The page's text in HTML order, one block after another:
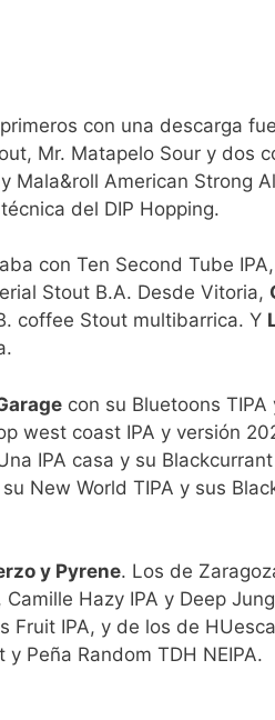
con una descarga
Mr. Matapelo Sour y dos
Mala&roll American Strong
del DIP Hopping.
con Ten Second Tube
Stout B.A. Desde Vitoria,
coffee Stout multibarrica. Y
con su Bluetoons TIPA
west coast IPA y versión
IPA casa y su
New World TIPA y sus
y Pyrene. Los de
Hazy IPA y Deep
Fruit IPA, y de los de
Peña Random TDH NEIPA.